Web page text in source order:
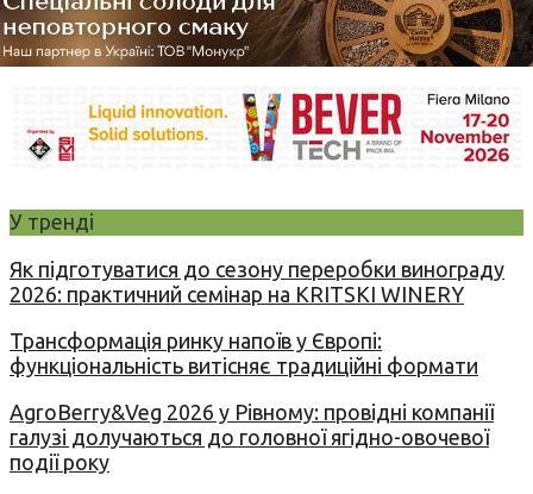
У тренді
Як підготуватися до сезону переробки винограду
2026: практичний семінар на KRITSKI WINERY
Трансформація ринку напоїв у Європі:
функціональність витісняє традиційні формати
AgroBerry&Veg 2026 у Рівному: провідні компанії
галузі долучаються до головної ягідно-овочевої
події року